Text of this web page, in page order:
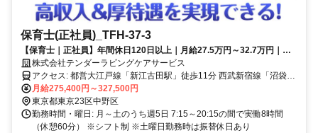
保育士(正社員)_TFH-37-3
【保育士｜正社員】年間休日120日以上｜月給27.5万円～32.7万円｜残
業月平均1.8時間｜研修充実｜借上社宅制度あり
株式会社テンダーラビングケアサービス
アクセス: 都営大江戸線「新江古田駅」徒歩11分 西武新宿線「沼袋
駅」徒歩11分 JR中央本線・JR中央総武線・東京メトロ東西線「中野
駅」バス17分 「東橋」下車徒歩1分
月給275,400円～327,500円
東京都東京23区中野区
勤務時間・曜日: 月～土のうち週5日 7:15～20:15の間で実働8時間
（休憩60分） ※シフト制 ※土曜日勤務時は振替休日あり